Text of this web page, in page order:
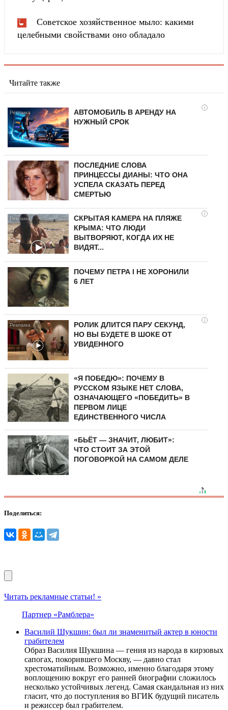
Советское хозяйственное мыло: какими
целебными свойствами оно обладало
Читайте также
i
АВТОМОБИЛЬ В АРЕНДУ НА
НУЖНЫЙ СРОК
ПОСЛЕДНИЕ СЛОВА
ПРИНЦЕССЫ ДИАНЫ: ЧТО ОНА
УСПЕЛА СКАЗАТЬ ПЕРЕД
СМЕРТЬЮ
i
СКРЫТАЯ КАМЕРА НА ПЛЯЖЕ
КРЫМА: ЧТО ЛЮДИ
ВЫТВОРЯЮТ, КОГДА ИХ НЕ
ВИДЯТ...
ПОЧЕМУ ПЕТРА I НЕ ХОРОНИЛИ
6 ЛЕТ
i
РОЛИК ДЛИТСЯ ПАРУ СЕКУНД,
НО ВЫ БУДЕТЕ В ШОКЕ ОТ
УВИДЕННОГО
«Я ПОБЕДЮ»: ПОЧЕМУ В
РУССКОМ ЯЗЫКЕ НЕТ СЛОВА,
ОЗНАЧАЮЩЕГО «ПОБЕДИТЬ» В
ПЕРВОМ ЛИЦЕ
ЕДИНСТВЕННОГО ЧИСЛА
«БЬЁТ — ЗНАЧИТ, ЛЮБИТ»:
ЧТО СТОИТ ЗА ЭТОЙ
ПОГОВОРКОЙ НА САМОМ ДЕЛЕ
Поделиться:
Читать рекламные статьи! »
Партнер «Рамблера»
Василий Шукшин: был ли знаменитый актер в юности
грабителем
Образ Василия Шукшина — гения из народа в кирзовых
сапогах, покорившего Москву, — давно стал
хрестоматийным. Возможно, именно благодаря этому
воплощению вокруг его ранней биографии сложилось
несколько устойчивых легенд. Самая скандальная из них
гласит, что до поступления во ВГИК будущий писатель
и режиссер был грабителем.